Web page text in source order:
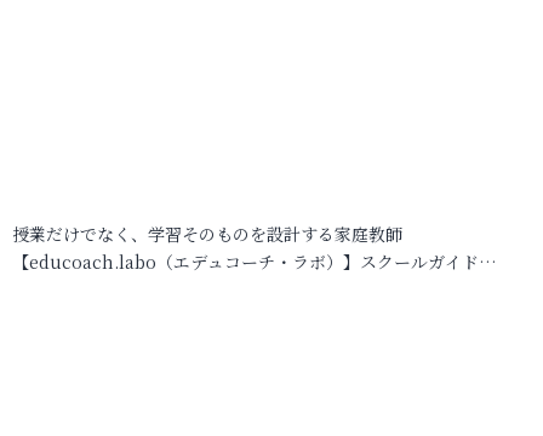
授業だけでなく、学習そのものを設計する家庭教師
【educoach.labo（エデュコーチ・ラボ）】スクールガイド…